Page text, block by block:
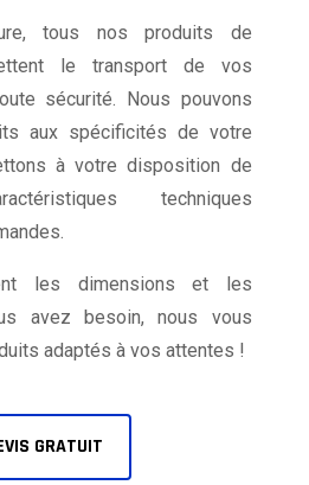
tous nos produits de
le transport de vos
sécurité. Nous pouvons
aux spécificités de votre
à votre disposition de
techniques
les dimensions et les
avez besoin, nous vous
adaptés à vos attentes !
GRATUIT